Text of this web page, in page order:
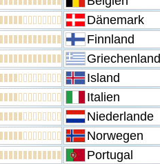
Dänemark
Finnland
Griechenland
Island
Italien
Niederlande
Norwegen
Portugal